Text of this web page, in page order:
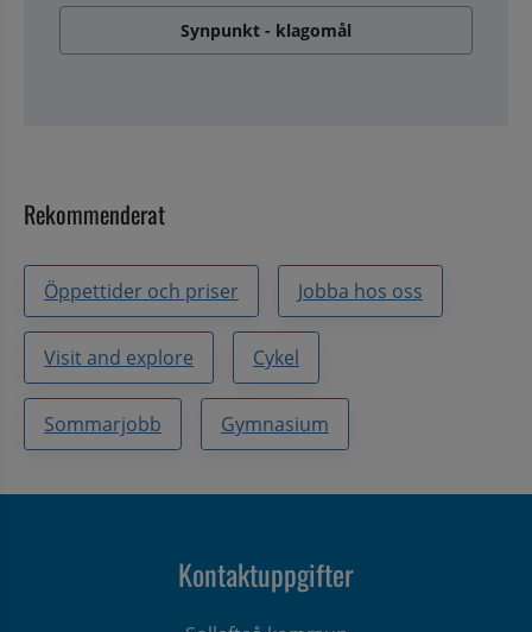
Synpunkt - klagomål
Rekommenderat
Öppettider och priser Jobba hos oss
Visit and explore Cykel
Sommarjobb Gymnasium
Kontaktuppgifter